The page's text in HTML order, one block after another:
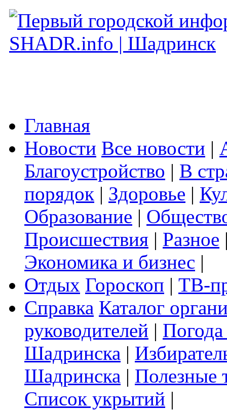
Главная
Новости Все новости |
Благоустройство | В
порядок | Здоровье |
Образование |
Происшествия | Разное
Экономика и бизнес |
Отдых Гороскоп | ТВ-
Справка Каталог
руководителей |
Шадринска |
Шадринска | Полезные
Список укрытий |